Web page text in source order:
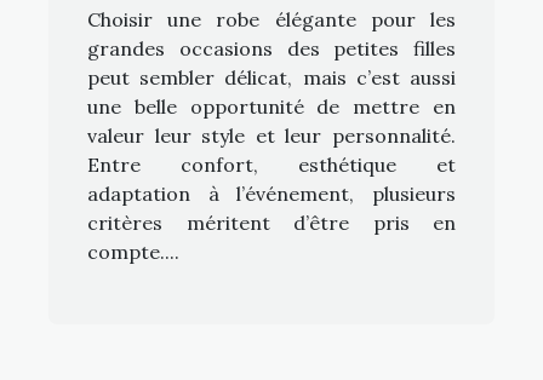
Choisir une robe élégante pour les
grandes occasions des petites filles
peut sembler délicat, mais c’est aussi
une belle opportunité de mettre en
valeur leur style et leur personnalité.
Entre confort, esthétique et
adaptation à l’événement, plusieurs
critères méritent d’être pris en
compte....